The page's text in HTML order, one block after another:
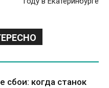
сбои: когда станок